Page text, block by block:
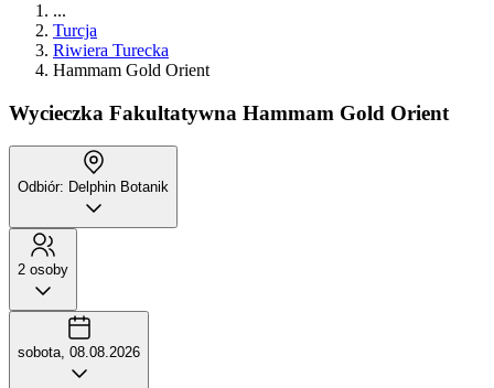
...
Turcja
Riwiera Turecka
Hammam Gold Orient
Wycieczka Fakultatywna Hammam Gold Orient
Odbiór: Delphin Botanik
2 osoby
sobota, 08.08.2026